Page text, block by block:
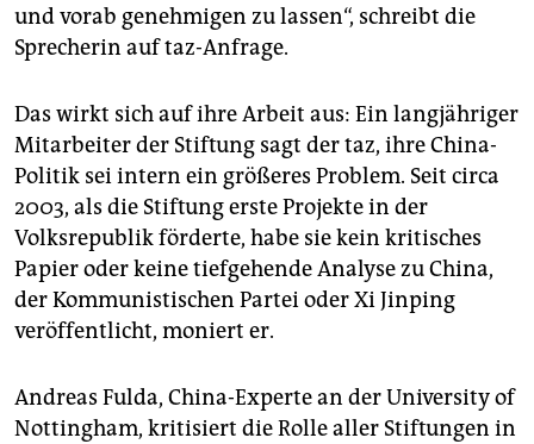
und vorab genehmigen zu lassen“, schreibt die
Sprecherin auf taz-Anfrage.
Das wirkt sich auf ihre Arbeit aus: Ein langjähriger
Mitarbeiter der Stiftung sagt der taz, ihre China-
Politik sei intern ein größeres Problem. Seit circa
2003, als die Stiftung erste Projekte in der
Volksrepublik förderte, habe sie kein kritisches
Papier oder keine tiefgehende Analyse zu China,
der Kommunistischen Partei oder Xi Jinping
veröffentlicht, moniert er.
Andreas Fulda, China-Experte an der University of
Nottingham, kritisiert die Rolle aller Stiftungen in